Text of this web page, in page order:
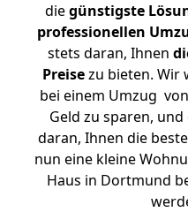
diegünstigste
professionellen
stets daran, Ihnen
Preisezu bieten. Wir
bei einem Umzug
Geld zu sparen,
daran, Ihnen die
nun eine kleine
Haus in Dortmund